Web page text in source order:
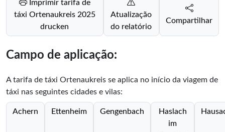
Imprimir tarifa de
táxi Ortenaukreis 2025
drucken
Atualização
do relatório
Compartilhar
Campo de aplicação:
A tarifa de táxi Ortenaukreis se aplica no início da viagem de
táxi nas seguintes cidades e vilas:
Achern Ettenheim Gengenbach
Haslach
im